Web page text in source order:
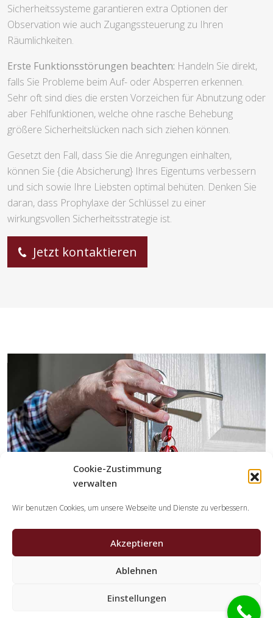
Cookie-Zustimmung
verwalten
Wir benutzen Cookies, um unsere Webseite und Dienste zu verbessern.
Akzeptieren
Ablehnen
Einstellungen
Sicherheitssysteme garantieren extra Optionen der
Observation wie auch Zugangssteuerung zu Ihren
Räumlichkeiten.
Erste Funktionsstörungen beachten: Handeln Sie direkt,
falls Sie Probleme beim Auf- oder Absperren erkennen.
Sehr oft sind dies die ersten Vorzeichen für Abnutzung oder
aber Fehlfunktionen, welche ohne rasche Behebung
größere Sicherheitslücken nach sich ziehen können.
Gesetzt den Fall, dass Sie die Anregungen einhalten,
können Sie {die Absicherung} Ihres Eigentums verbessern
und sich sowie Ihre Liebsten optimal behüten. Denken Sie
daran, dass Prophylaxe der Schlüssel zu einer
wirkungsvollen Sicherheitsstrategie ist.
Jetzt kontaktieren
Welche Tätigkeiten übernehmen die
Die Partner erledigen sämtliche Leistungen, die Sie von